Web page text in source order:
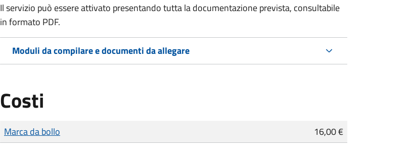
Il servizio può essere attivato presentando tutta la documentazione prevista, consultabile
in formato PDF.
Moduli da compilare e documenti da allegare
Costi
Tipo di pagamento
Importo
Marca da bollo 16,00 €